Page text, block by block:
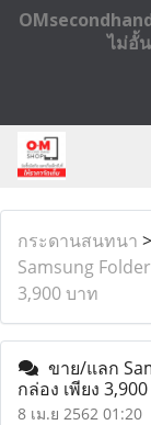
ไม่อั้
กระดานสนทนา >
Samsung
3,900 บาท
ขาย/แลก
กล่อง เพียง
8 เม.ย 2562 01:20